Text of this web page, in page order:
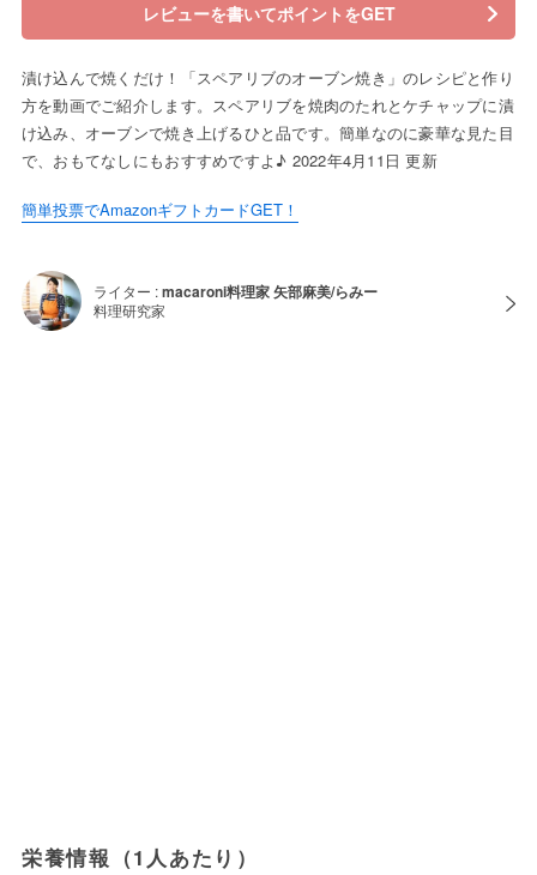
レビューを書いてポイントをGET
漬け込んで焼くだけ！「スペアリブのオーブン焼き」のレシピと作り
方を動画でご紹介します。スペアリブを焼肉のたれとケチャップに漬
け込み、オーブンで焼き上げるひと品です。簡単なのに豪華な見た目
で、おもてなしにもおすすめですよ♪ 2022年4月11日 更新
簡単投票でAmazonギフトカードGET！
ライター :macaroni料理家 矢部麻美/らみー
料理研究家
栄養情報（1人あたり）